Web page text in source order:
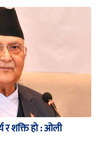
र शक्ति हो : ओली